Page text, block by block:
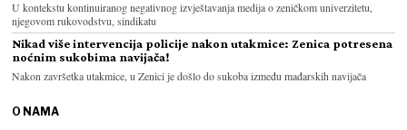
U kontekstu kontinuiranog negativnog izvještavanja medija o zeničkom univerzitetu,
njegovom rukovodstvu, sindikatu
Nikad više intervencija policije nakon utakmice: Zenica potresena
noćnim sukobima navijača!
Nakon završetka utakmice, u Zenici je došlo do sukoba između mađarskih navijača
O NAMA